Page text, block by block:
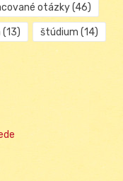
otázky(46)
(13) štúdium (14)